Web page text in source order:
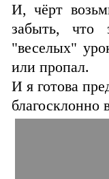
И, чёрт
забыть, что
"веселых"
или пропал.
И я готова
благосклонно